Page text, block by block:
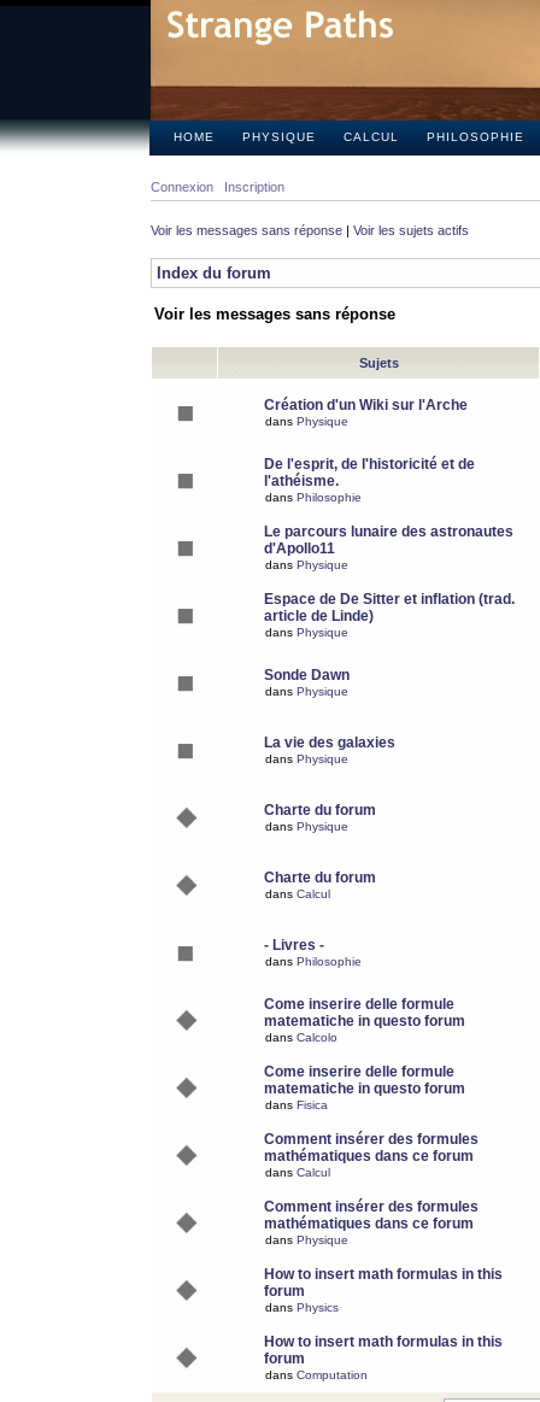
HOME PHYSIQUE CALCUL PHILOSOPHIE
Connexion Inscription
Voir les messages sans réponse | Voir les sujets actifs
Index du forum
Voir les messages sans réponse
Sujets
Création d'un Wiki sur l'Arche
dans Physique
De l'esprit, de l'historicité et de
l'athéisme.
dans Philosophie
Le parcours lunaire des astronautes
d'Apollo11
dans Physique
Espace de De Sitter et inflation (trad.
article de Linde)
dans Physique
Sonde Dawn
dans Physique
La vie des galaxies
dans Physique
Charte du forum
dans Physique
Charte du forum
dans Calcul
- Livres -
dans Philosophie
Come inserire delle formule
matematiche in questo forum
dans Calcolo
Come inserire delle formule
matematiche in questo forum
dans Fisica
Comment insérer des formules
mathématiques dans ce forum
dans Calcul
Comment insérer des formules
mathématiques dans ce forum
dans Physique
How to insert math formulas in this
forum
dans Physics
How to insert math formulas in this
forum
dans Computation